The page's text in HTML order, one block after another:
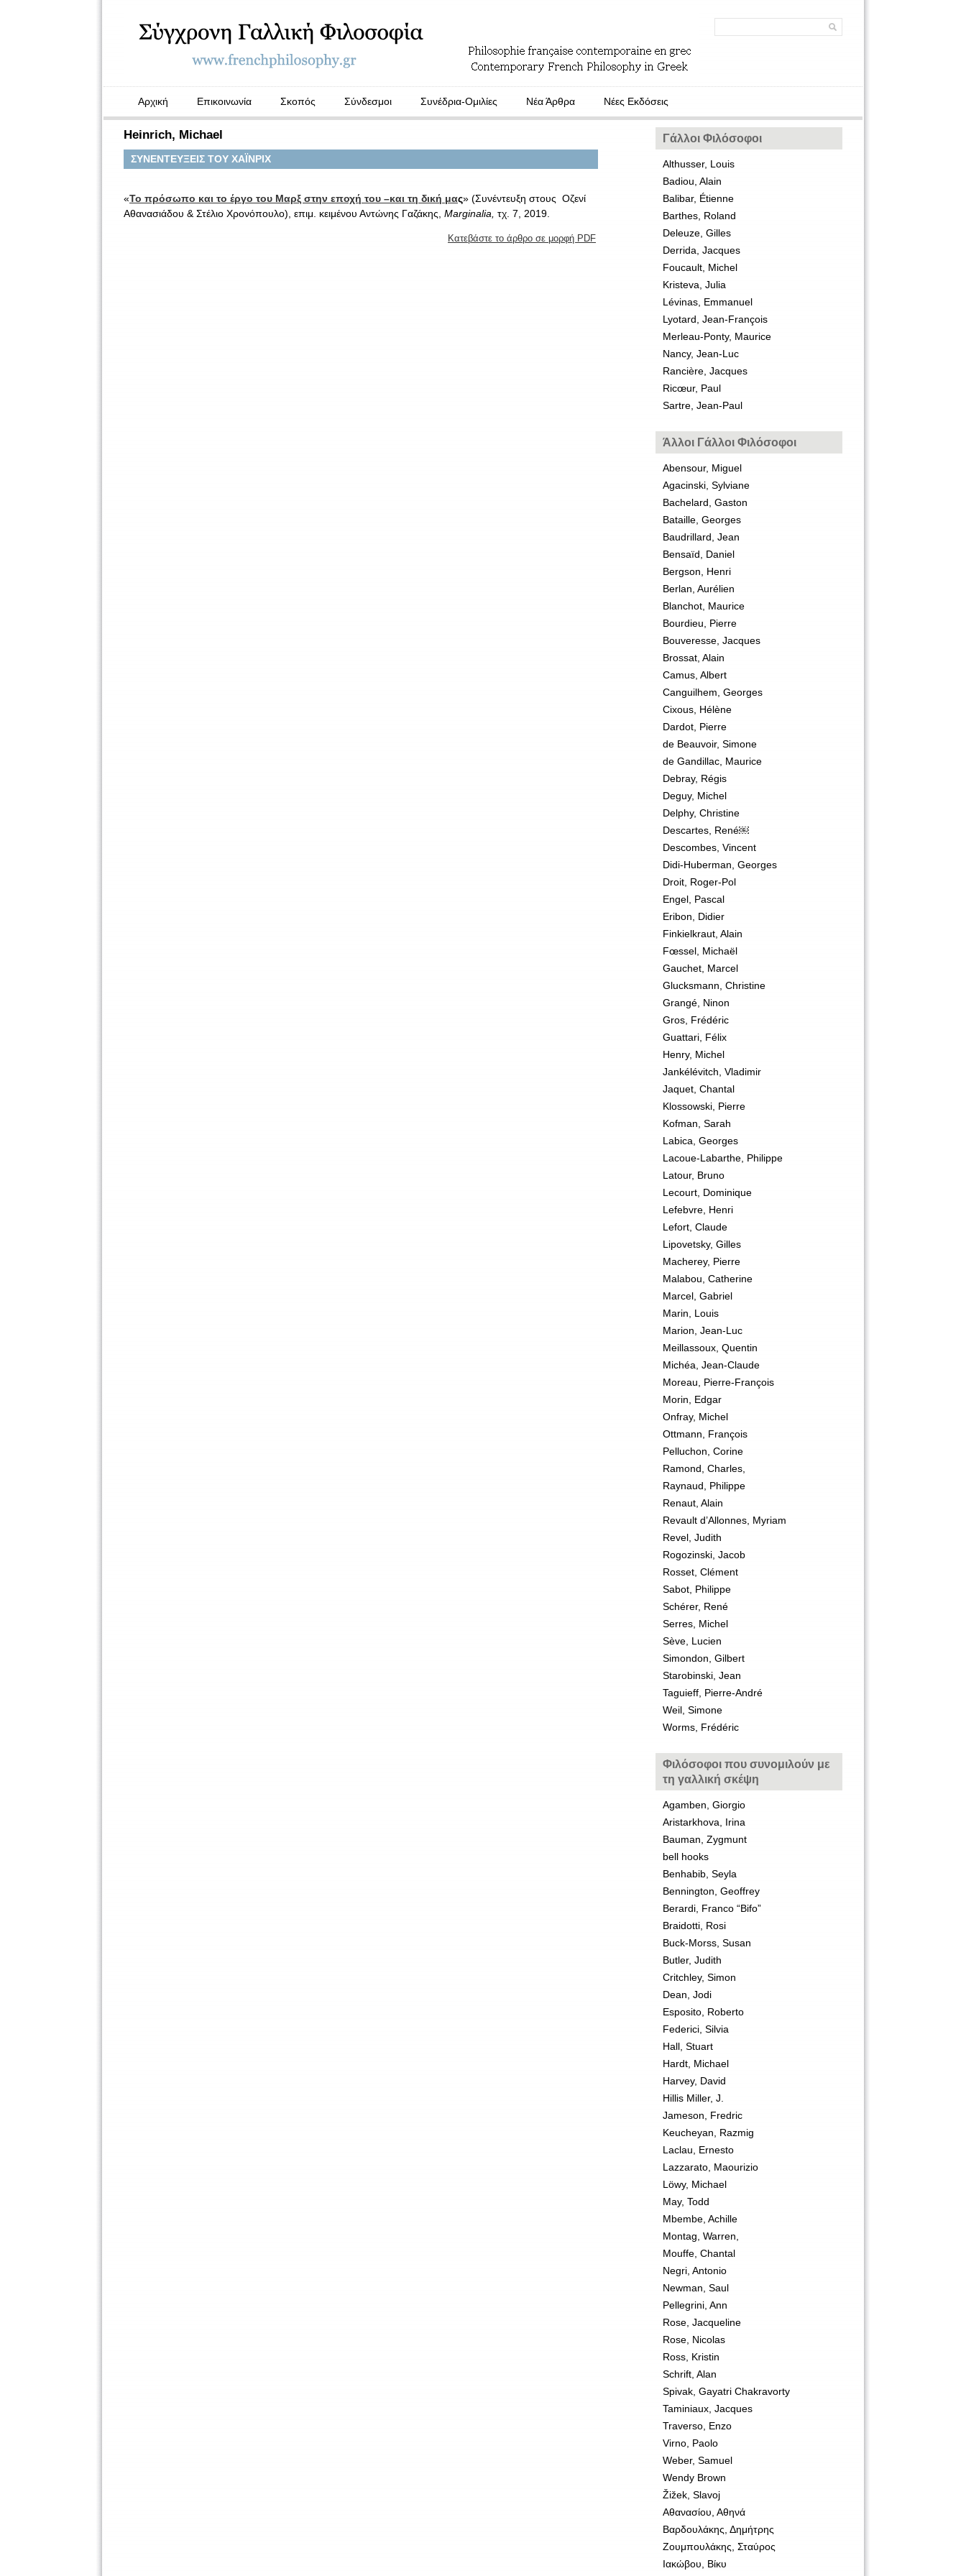
Αρχική Επικοινωνία Σκοπός Σύνδεσμοι Συνέδρια-Ομιλίες Νέα Άρθρα Νέες Εκδόσεις
Heinrich, Michael
ΣΥΝΕΝΤΕΥΞΕΙΣ ΤΟΥ ΧΑΪΝΡΙΧ
«Το πρόσωπο και το έργο του Μαρξ στην εποχή του –και τη δική μας» (Συνέντευξη στους Οζενί
Αθανασιάδου & Στέλιο Χρονόπουλο), επιμ. κειμένου Αντώνης Γαζάκης, Marginalia, τχ. 7, 2019.
Κατεβάστε το άρθρο σε μορφή PDF
Γάλλοι Φιλόσοφοι
Althusser, Louis
Badiou, Alain
Balibar, Étienne
Barthes, Roland
Deleuze, Gilles
Derrida, Jacques
Foucault, Michel
Kristeva, Julia
Lévinas, Emmanuel
Lyotard, Jean-François
Merleau-Ponty, Maurice
Nancy, Jean-Luc
Rancière, Jacques
Ricœur, Paul
Sartre, Jean-Paul
Άλλοι Γάλλοι Φιλόσοφοι
Abensour, Miguel
Agacinski, Sylviane
Bachelard, Gaston
Bataille, Georges
Baudrillard, Jean
Bensaïd, Daniel
Bergson, Henri
Berlan, Aurélien
Blanchot, Maurice
Bourdieu, Pierre
Bouveresse, Jacques
Brossat, Alain
Camus, Albert
Canguilhem, Georges
Cixous, Hélène
Dardot, Pierre
de Beauvoir, Simone
de Gandillac, Maurice
Debray, Régis
Deguy, Michel
Delphy, Christine
Descartes, René￼
Descombes, Vincent
Didi-Huberman, Georges
Droit, Roger-Pol
Engel, Pascal
Eribon, Didier
Finkielkraut, Alain
Fœssel, Michaël
Gauchet, Marcel
Glucksmann, Christine
Grangé, Ninon
Gros, Frédéric
Guattari, Félix
Henry, Michel
Jankélévitch, Vladimir
Jaquet, Chantal
Klossowski, Pierre
Kofman, Sarah
Labica, Georges
Lacoue-Labarthe, Philippe
Latour, Bruno
Lecourt, Dominique
Lefebvre, Henri
Lefort, Claude
Lipovetsky, Gilles
Macherey, Pierre
Malabou, Catherine
Marcel, Gabriel
Marin, Louis
Marion, Jean-Luc
Meillassoux, Quentin
Michéa, Jean-Claude
Moreau, Pierre-François
Morin, Edgar
Onfray, Michel
Ottmann, François
Pelluchon, Corine
Ramond, Charles,
Raynaud, Philippe
Renaut, Alain
Revault d’Allonnes, Myriam
Revel, Judith
Rogozinski, Jacob
Rosset, Clément
Sabot, Philippe
Schérer, René
Serres, Michel
Sève, Lucien
Simondon, Gilbert
Starobinski, Jean
Taguieff, Pierre-André
Weil, Simone
Worms, Frédéric
Φιλόσοφοι που συνομιλούν με
τη γαλλική σκέψη
Agamben, Giorgio
Aristarkhova, Irina
Bauman, Zygmunt
bell hooks
Benhabib, Seyla
Bennington, Geoffrey
Berardi, Franco “Bifo”
Braidotti, Rosi
Buck-Morss, Susan
Butler, Judith
Critchley, Simon
Dean, Jodi
Esposito, Roberto
Federici, Silvia
Hall, Stuart
Hardt, Michael
Harvey, David
Hillis Miller, J.
Jameson, Fredric
Keucheyan, Razmig
Laclau, Ernesto
Lazzarato, Maourizio
Löwy, Michael
May, Todd
Mbembe, Achille
Montag, Warren,
Mouffe, Chantal
Negri, Antonio
Newman, Saul
Pellegrini, Ann
Rose, Jacqueline
Rose, Nicolas
Ross, Kristin
Schrift, Alan
Spivak, Gayatri Chakravorty
Taminiaux, Jacques
Traverso, Enzo
Virno, Paolo
Weber, Samuel
Wendy Brown
Žižek, Slavoj
Αθανασίου, Αθηνά
Βαρδουλάκης, Δημήτρης
Ζουμπουλάκης, Σταύρος
Ιακώβου, Βίκυ